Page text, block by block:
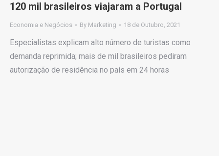
120 mil brasileiros viajaram a Portugal
Economia e Negócios By Marketing 18 de Outubro, 2021
Especialistas explicam alto número de turistas como
demanda reprimida; mais de mil brasileiros pediram
autorização de residência no país em 24 horas